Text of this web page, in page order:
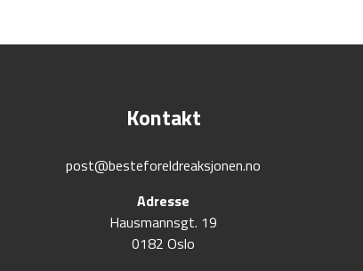
Kontakt
post@besteforeldreaksjonen.no
Adresse
Hausmannsgt. 19
0182 Oslo